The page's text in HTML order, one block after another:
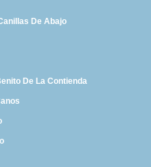
De Abajo
De La Contienda